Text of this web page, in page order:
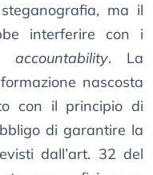
ma il
interferire con i
eaccountability. La
nascosta
con il principio di
di garantire la
dall’art. 32 del